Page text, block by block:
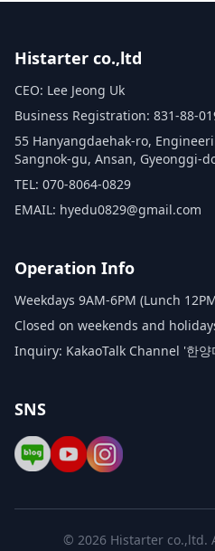
Histarter co.,ltd
CEO: Lee Jeong Uk
Business Registration: 831-88-
55 Hanyangdaehak-ro,
Sangnok-gu, Ansan, Gyeonggi-
TEL: 070-8064-0829
EMAIL: hyedu0829@gmail.com
Operation Info
Weekdays 9AM-6PM (Lunch
Closed on weekends and
Inquiry: KakaoTalk Channel '한양
SNS
© 2026 Histarter co.,ltd.